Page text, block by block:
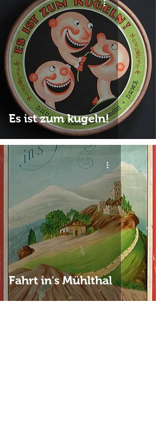
Es ist zum kugeln!
Fahrt in's Mühlthal